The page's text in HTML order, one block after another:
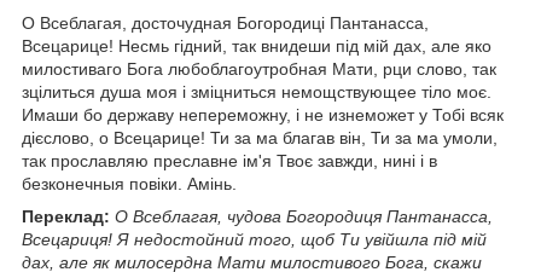
О Всеблагая, досточудная Богородиці Пантанасса,
Всецарице! Несмь гідний, так внидеши під мій дах, але яко
милостиваго Бога любоблагоутробная Мати, рци слово, так
зцілиться душа моя і зміцниться немощствующее тіло моє.
Имаши бо державу непереможну, і не изнеможет у Тобі всяк
дієслово, о Всецарице! Ти за ма благав він, Ти за ма умоли,
так прославляю преславне ім'я Твоє завжди, нині і в
безконечныя повіки. Амінь.
Переклад: О Всеблагая, чудова Богородиця Пантанасса,
Всецариця! Я недостойний того, щоб Ти увійшла під мій
дах, але як милосердна Мати милостивого Бога, скажи